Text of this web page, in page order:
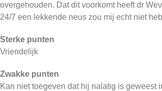
overgehouden. Dat dit voorkomt heeft dr
24/7 een lekkende neus zou mij echt niet
Sterke punten
Vriendelijk
Zwakke punten
Kan niet toegeven dat hij nalatig is geweest